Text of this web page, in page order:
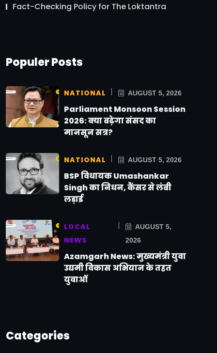
Fact-Checking Policy for The Loktantra
Populer Posts
NATIONAL AUGUST 5, 2026
Parliament Monsoon Session
2026: क्या बढ़ेगा संसद का
मानसून सत्र?
NATIONAL AUGUST 5, 2026
BSP विधायक Umashankar
Singh का निधन, कैंसर से लंबी
लड़ाई
LOCAL
NEWS
AUGUST 5,
2026
Azamgarh News: मुख्यमंत्री युवा
उद्यमी विकास अभियान के तहत
युवाओं
Categories